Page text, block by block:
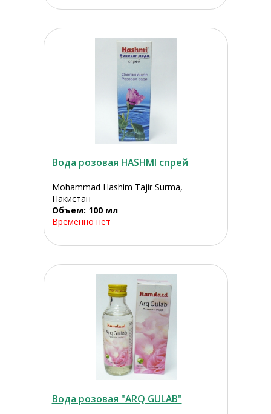
Вода розовая HASHMI спрей
Mohammad Hashim Tajir Surma,
Пакистан
Объем: 100 мл
Временно нет
Вода розовая "ARQ GULAB"